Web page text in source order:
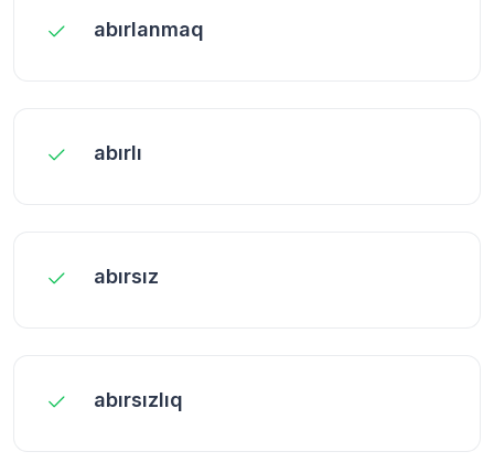
abırlanmaq
abırlı
abırsız
abırsızlıq